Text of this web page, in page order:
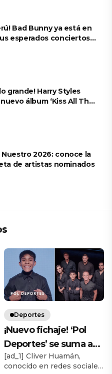
Bad Bunny ya está en
esperados conciertos
grande! Harry Styles
álbum ‘Kiss All The
Nuestro 2026: conoce la
de artistas nominados
Deportes
¡Nuevo fichaje! ‘Pol
Deportes’ se suma a
canal de streaming
[ad_1] Cliver Huamán,
conocido en redes sociales